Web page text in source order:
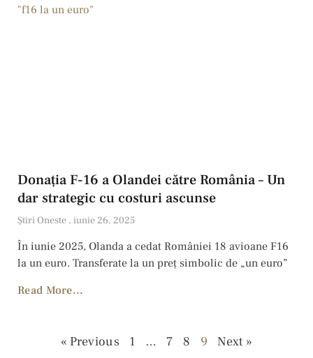
Donația F-16 a Olandei către România – Un
dar strategic cu costuri ascunse
Ştiri Oneste iunie 26, 2025
În iunie 2025, Olanda a cedat României 18 avioane F16
la un euro. Transferate la un preț simbolic de „un euro”
Read More...
« Previous 1 … 7 8 9 Next »